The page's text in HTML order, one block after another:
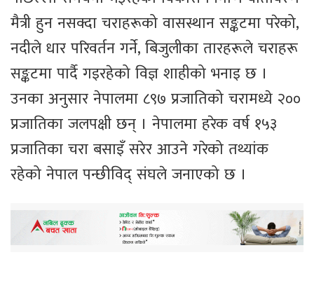
मैत्री हुन नसक्दा चराहरूको वासस्थान सङ्कटमा परेको,
नदीले धार परिवर्तन गर्ने, बिजुलीका तारहरूले चराहरू
सङ्कटमा पार्दै गइरहेको विज्ञ शाहीको भनाइ छ ।
उनका अनुसार नेपालमा ८९७ प्रजातिको चरामध्ये २००
प्रजातिका जलपक्षी छन् । नेपालमा हरेक वर्ष १५३
प्रजातिका चरा बसाइँ सरेर आउने गरेको तथ्यांक
रहेको नेपाल पन्छीविद् संघले जनाएको छ ।